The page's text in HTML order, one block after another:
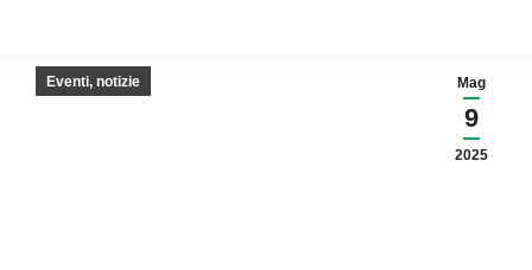
Mag
9
2025
Eventi, notizie